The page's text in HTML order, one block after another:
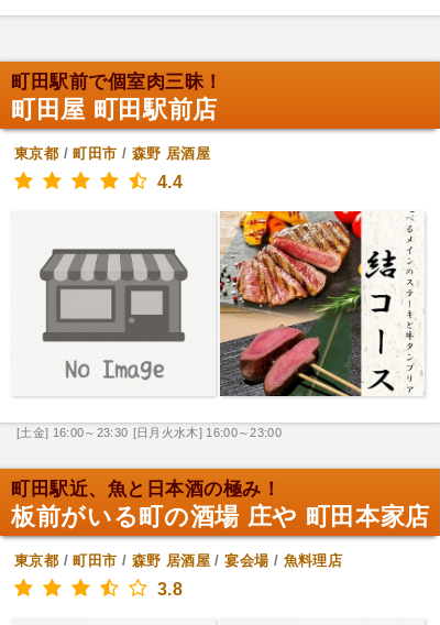
町田駅前で個室肉三昧！
町田屋 町田駅前店
東京都 /町田市 / 森野 居酒屋
4.4
[土金] 16:00～23:30 [日月火水木] 16:00～23:00
町田駅近、魚と日本酒の極み！
板前がいる町の酒場 庄や 町田本家店
東京都 /町田市 / 森野 居酒屋 /宴会場/ 魚料理店
3.8